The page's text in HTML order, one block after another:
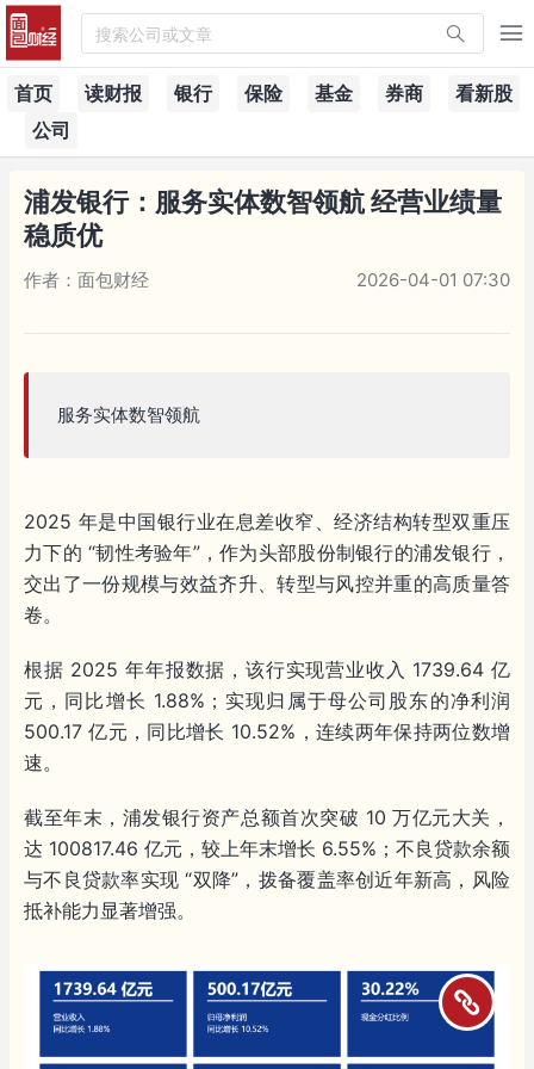
搜索公司或文章
首页 读财报 银行 保险 基金 券商
看新股
公司
浦发银行：服务实体数智领航 经营业绩量
稳质优
作者：面包财经 2026-04-01 07:30
服务实体数智领航
2025 年是中国银行业在息差收窄、经济结构转型双重压
力下的 “韧性考验年”，作为头部股份制银行的浦发银行，
交出了一份规模与效益齐升、转型与风控并重的高质量答
卷。
根据 2025 年年报数据，该行实现营业收入 1739.64 亿
元，同比增长 1.88%；实现归属于母公司股东的净利润
500.17 亿元，同比增长 10.52%，连续两年保持两位数增
速。
截至年末，浦发银行资产总额首次突破 10 万亿元大关，
达 100817.46 亿元，较上年末增长 6.55%；不良贷款余额
与不良贷款率实现 “双降”，拨备覆盖率创近年新高，风险
抵补能力显著增强。